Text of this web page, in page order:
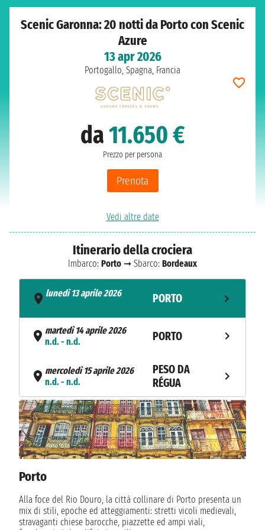
Scenic Garonna: 20 notti da Porto con Scenic
Azure
13 apr 2026
Portogallo, Spagna, Francia
da11.650 €
Prezzo per persona
Prenota
Vedi altre date
Itinerario della crociera
Imbarco: Porto ➞ Sbarco: Bordeaux
lunedì 13 aprile 2026
PORTO
martedì 14 aprile 2026
n.d. - n.d.
PORTO
mercoledì 15 aprile 2026
n.d. - n.d.
PESO DA
RÉGUA
giovedì 16 aprile 2026
n.d. - n.d.
PESO DA
RÉGUA
venerdì 17 aprile 2026
VEGA DE
sabato 18 aprile 2026
n.d. - n.d.
NAVIGAZIONE
Porto
Alla foce del Rio Douro, la città collinare di Porto presenta un
mix di stili, epoche ed atteggiamenti: stretti vicoli medievali,
stravaganti chiese barocche, piazzette ed ampi viali,